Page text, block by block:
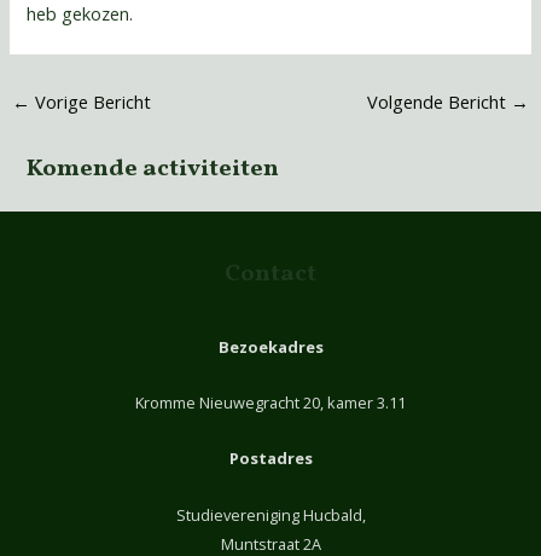
heb gekozen.
← Vorige Bericht Volgende Bericht →
Komende activiteiten
Contact
Bezoekadres
Kromme Nieuwegracht 20, kamer 3.11
Postadres
Studievereniging Hucbald,
Muntstraat 2A